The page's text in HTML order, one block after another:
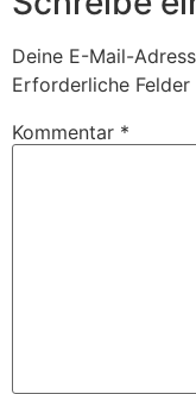
Deine E-Mail-
Erforderliche
Kommentar *